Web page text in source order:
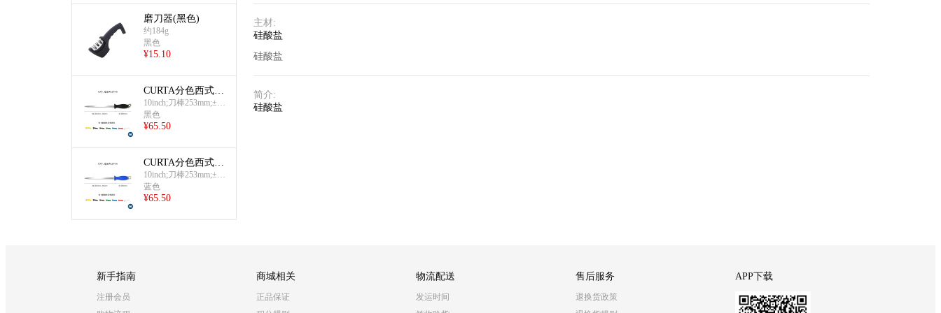
磨刀器(黑色)
约184g
黑色
¥15.10
CURTA分色西式磨
刀棒(黑色)
10inch;刀棒253mm;±5m
m;总长403mm
黑色
¥65.50
CURTA分色西式磨
刀棒(蓝色)
10inch;刀棒253mm;±5m
m;总长403mm
蓝色
¥65.50
主材:
硅酸盐
硅酸盐
简介:
硅酸盐
新手指南
注册会员
商城相关
正品保证
物流配送
发运时间
售后服务
退换货政策
APP下载